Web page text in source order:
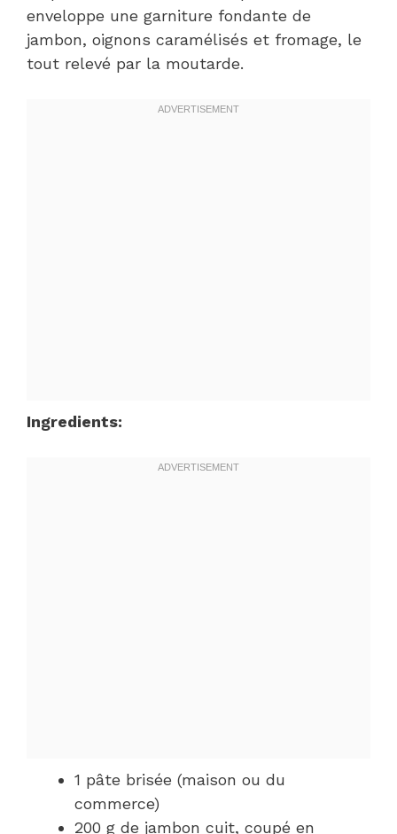
enveloppe une garniture fondante de
jambon, oignons caramélisés et fromage, le
tout relevé par la moutarde.
Ingredients:
1 pâte brisée (maison ou du
commerce)
200 g de jambon cuit, coupé en